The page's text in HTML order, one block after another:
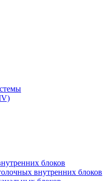
блоков
внутренних блоков